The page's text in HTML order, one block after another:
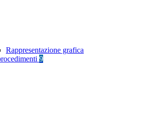
Rappresentazione grafica
9